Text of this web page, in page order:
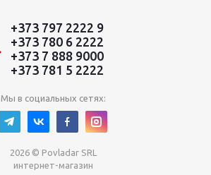
+373 797 2222 9
+373 780 6 2222
+373 7 888 9000
+373 781 5 2222
Мы в социальных сетях:
2026 © Povladar SRL
интернет-магазин